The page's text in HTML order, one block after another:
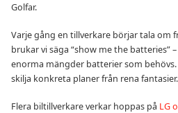
Golfar.
Varje gång en tillverkare börjar tala om
brukar vi säga “show me the batteries”
enorma mängder batterier som
skilja konkreta planer från rena fantasier.
Flera biltillverkare verkar hoppas på LG